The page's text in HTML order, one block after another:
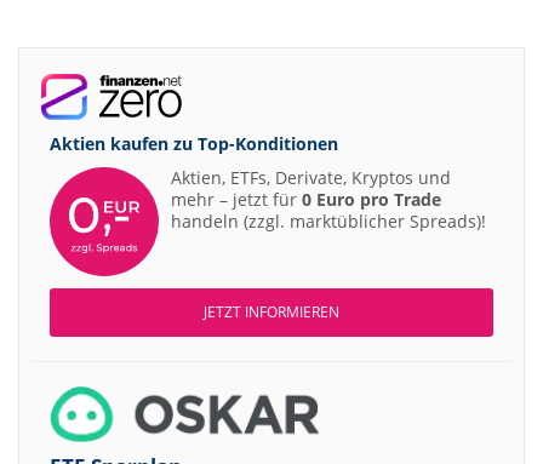
Aktien kaufen zu Top-Konditionen
Aktien, ETFs, Derivate, Kryptos und
mehr – jetzt für 0 Euro pro Trade
handeln (zzgl. marktüblicher Spreads)!
JETZT INFORMIEREN